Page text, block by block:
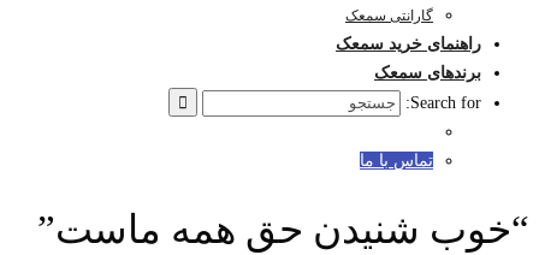
گارانتی سمعک
راهنمای خرید سمعک
برندهای سمعک
Search for:
تماس با ما
“خوب شنیدن حق همه ماست”